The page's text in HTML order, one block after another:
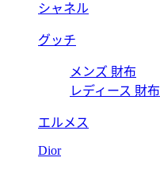
シャネル
グッチ
メンズ 財布
レディース 財布
エルメス
Dior